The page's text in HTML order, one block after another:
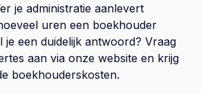
je administratie aanlevert
uren een boekhouder
je een duidelijk antwoord? Vraag
aan via onze website en krijg
boekhouderskosten.